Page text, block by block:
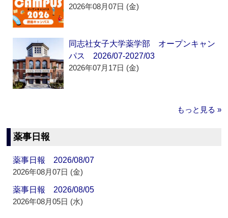
2026年08月07日 (金)
同志社女子大学薬学部 オープンキャン
パス 2026/07-2027/03
2026年07月17日 (金)
もっと見る »
薬事日報
薬事日報 2026/08/07
2026年08月07日 (金)
薬事日報 2026/08/05
2026年08月05日 (水)